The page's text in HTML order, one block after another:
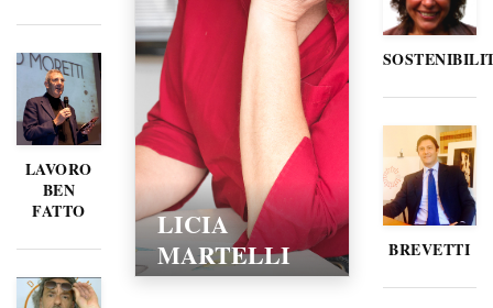
LAVORO
BEN
FATTO
LICIA
MARTELLI
BREVETTI